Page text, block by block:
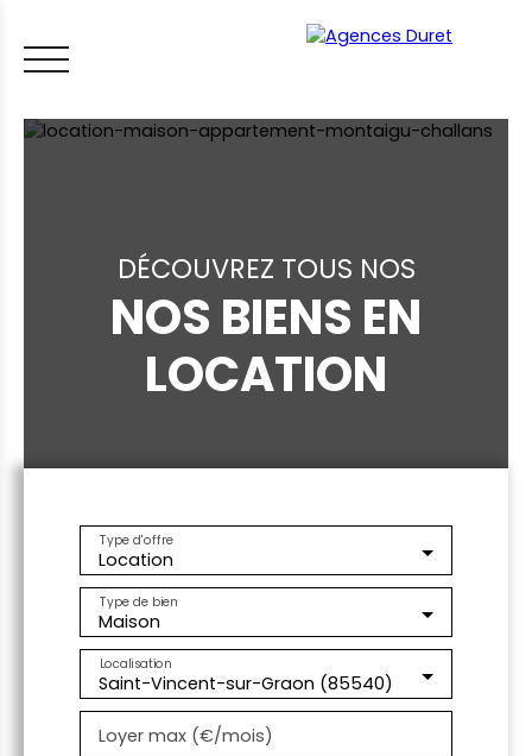
ACHETER VENDRE LOUER FAIRE GÉRER
DÉCOUVREZ TOUS NOS
NOS BIENS EN
LOCATION
Location
Type d'offre
Maison
Type de bien
Saint-Vincent-sur-Graon (85540)
Localisation
Loyer max (€/mois)